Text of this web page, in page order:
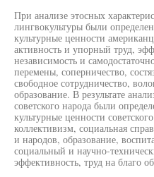
При анализе этосных
лингвокультуры были
культурные ценности
активность и упорный труд,
независимость и
перемены, соперничество,
свободное сотрудничество,
образование. В результате
советского народа были
культурные ценности
коллективизм, социальная
и народов, образование,
социальный и научно-
эффективность, труд на благо